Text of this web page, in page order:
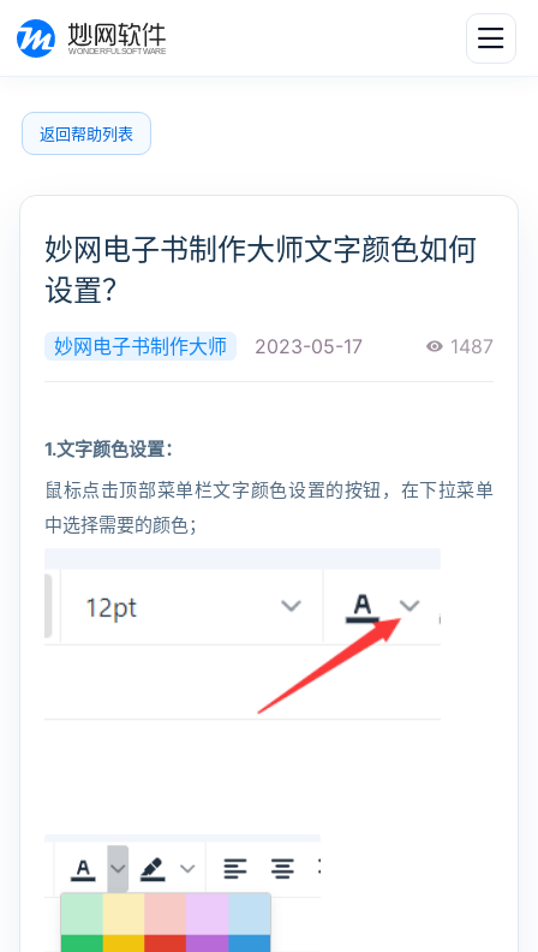
返回帮助列表
妙网电子书制作大师文字颜色如何
设置？
妙网电子书制作大师 2023-05-17 1487
1.文字颜色设置：
鼠标点击顶部菜单栏文字颜色设置的按钮，在下拉菜单
中选择需要的颜色；